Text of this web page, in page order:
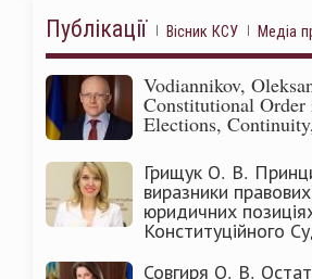
Публікації Вісник КСУ Медіа
Vodiannikov,
Constitutional
Elections,
Грищук О. В.
виразники
юридичних
Конституційного
Совгиря О. В.